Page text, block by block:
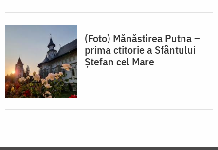
(Foto) Mănăstirea Putna –
prima ctitorie a Sfântului
Ștefan cel Mare